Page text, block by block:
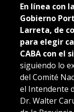
En línea con
Gobierno
Larreta, de
para elegir
CABA con el
siguiendo lo
del Comité
el Intendente
Dr. Walter